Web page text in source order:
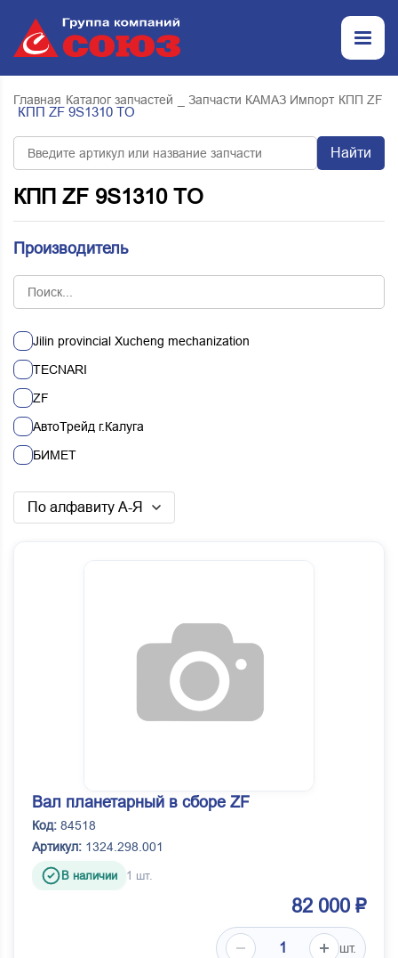
Главная Каталог запчастей _ Запчасти КАМАЗ Импорт КПП ZF
КПП ZF 9S1310 TO
Найти
КПП ZF 9S1310 TO
Производитель
Jilin provincial Xucheng mechanization
TECNARI
ZF
АвтоТрейд г.Калуга
БИМЕТ
ЦФ КАМА (ZF KAMA)
По алфавиту А-Я
Вал планетарный в сборе ZF
Код: 84518
Артикул: 1324.298.001
В наличии 1 шт.
82 000 ₽
шт.